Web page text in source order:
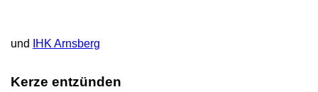
und IHK Arnsberg
Kerze entzünden